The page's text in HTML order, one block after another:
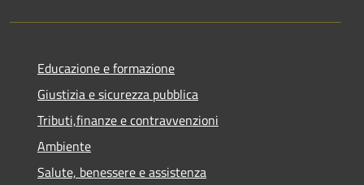
Educazione e formazione
Giustizia e sicurezza pubblica
Tributi,finanze e contravvenzioni
Ambiente
Salute, benessere e assistenza